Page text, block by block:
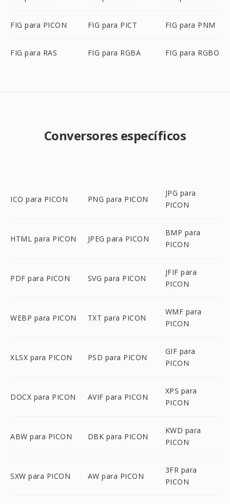
FIG para PICON FIG para PICT FIG para PNM
FIG para RAS FIG para RGBA FIG para RGBO
Conversores específicos
ICO para PICON PNG para PICON
JPG para
PICON
HTML para PICON JPEG para PICON
BMP para
PICON
PDF para PICON SVG para PICON
JFIF para
PICON
WEBP para PICON TXT para PICON
WMF para
PICON
XLSX para PICON PSD para PICON
GIF para
PICON
DOCX para PICON AVIF para PICON
XPS para
PICON
ABW para PICON DBK para PICON
KWD para
PICON
SXW para PICON AW para PICON
3FR para
PICON